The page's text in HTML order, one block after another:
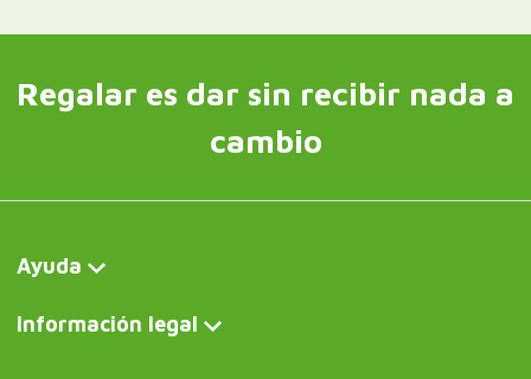
Regalar es dar sin recibir nada a
cambio
Ayuda
Información legal